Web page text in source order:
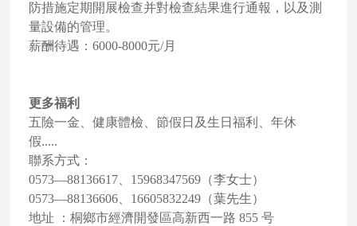
防措施定期開展檢查并對檢查結果進行通報，以及測
量設備的管理。
薪酬待遇：6000-8000元/月
更多福利
五險一金、健康體檢、節假日及生日福利、年休
假.....
聯系方式：
0573—88136617、15968347569（李女士）
0573—88136606、16605832249（葉先生）
地址 ：桐鄉市經濟開發區高新西一路 855 号